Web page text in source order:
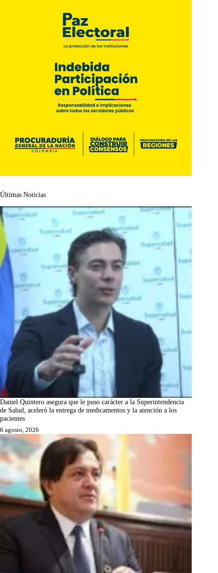
Últimas Noticias
Daniel Quintero asegura que le puso carácter a la Superintendencia
de Salud, aceleró la entrega de medicamentos y la atención a los
pacientes
6 agosto, 2026